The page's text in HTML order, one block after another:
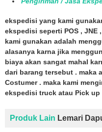
ekspedisi yang kami
ekspedisi seperti POS , JNE
kami gunakan adalah
alasanya karna jika
biaya akan sangat mahal
dari barang tersebut . maka
Costumer . maka kami
ekspedisi truck atau Pick up
Produk Lain Lemari